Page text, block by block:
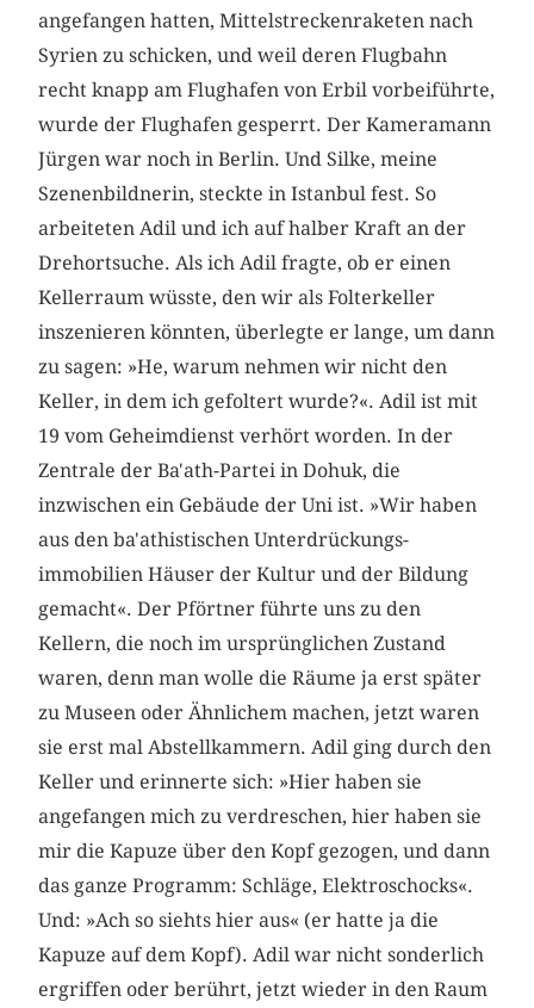
angefangen hatten, Mittelstreckenraketen nach
Syrien zu schicken, und weil deren Flugbahn
recht knapp am Flughafen von Erbil vorbeiführte,
wurde der Flughafen gesperrt. Der Kameramann
Jürgen war noch in Berlin. Und Silke, meine
Szenenbildnerin, steckte in Istanbul fest. So
arbeiteten Adil und ich auf halber Kraft an der
Drehortsuche. Als ich Adil fragte, ob er einen
Kellerraum wüsste, den wir als Folterkeller
inszenieren könnten, überlegte er lange, um dann
zu sagen: »He, warum nehmen wir nicht den
Keller, in dem ich gefoltert wurde?«. Adil ist mit
19 vom Geheimdienst verhört worden. In der
Zentrale der Ba'ath-Partei in Dohuk, die
inzwischen ein Gebäude der Uni ist. »Wir haben
aus den ba'athistischen Unterdrückungs­
immobilien Häuser der Kultur und der Bildung
gemacht«. Der Pförtner führte uns zu den
Kellern, die noch im ursprünglichen Zustand
waren, denn man wolle die Räume ja erst später
zu Museen oder Ähnlichem machen, jetzt waren
sie erst mal Abstellkammern. Adil ging durch den
Keller und erinnerte sich: »Hier haben sie
angefangen mich zu verdreschen, hier haben sie
mir die Kapuze über den Kopf gezogen, und dann
das ganze Programm: Schläge, Elektroschocks«.
Und: »Ach so siehts hier aus« (er hatte ja die
Kapuze auf dem Kopf). Adil war nicht sonderlich
ergriffen oder berührt, jetzt wieder in den Raum